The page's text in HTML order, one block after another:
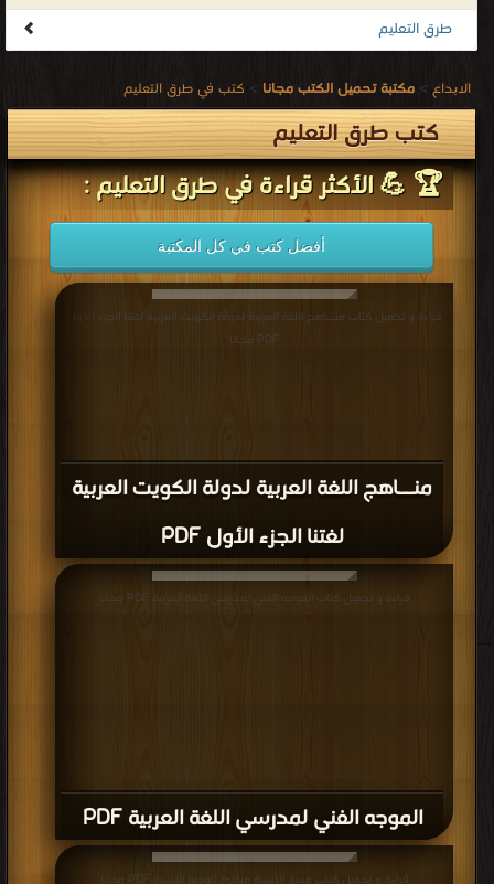
طرق التعليم
الابداع > مكتبة تحميل الكتب مجانا > كتب في طرق التعليم
كتب طرق التعليم
🏆 💪 الأكثر قراءة في طرق التعليم :
أفضل كتب في كل المكتبة
منــاهج اللغة العربية لدولة الكويت العربية
لغتنا الجزء الأول PDF
قراءة و تحميل كتاب منــاهج اللغة العربية لدولة الكويت العربية لغتنا الجزء الأول
PDF مجانا
الموجه الفني لمدرسي اللغة العربية PDF
قراءة و تحميل كتاب الموجه الفني لمدرسي اللغة العربية PDF مجانا